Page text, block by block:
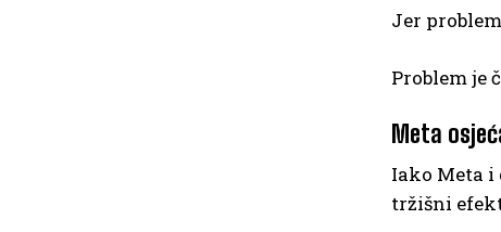
Jer
Problem je
Meta
Iako Meta
tržišni